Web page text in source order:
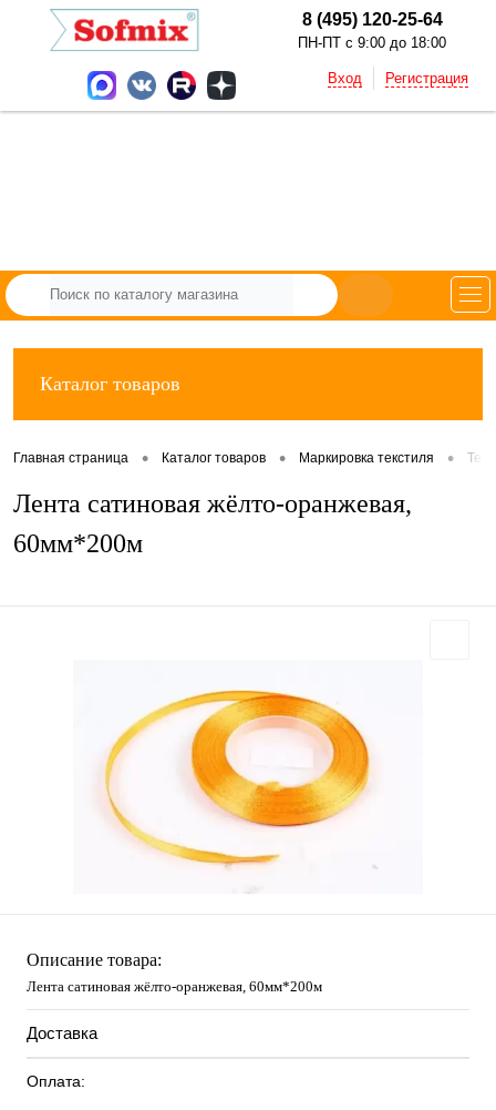
8 (495) 120-25-64
ПН-ПТ с 9:00 до 18:00
Вход Регистрация
Каталог товаров
Главная страница • Каталог товаров • Маркировка текстиля •
Лента сатиновая жёлто-оранжевая,
60мм*200м
Описание товара:
Лента сатиновая жёлто-оранжевая, 60мм*200м
Доставка
Оплата: